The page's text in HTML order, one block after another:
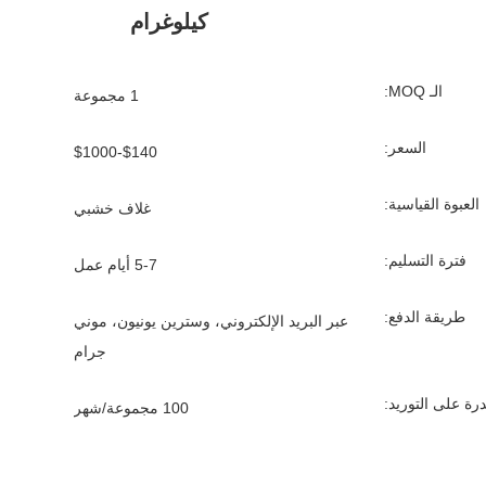
كيلوغرام
الـ MOQ: 1 مجموعة
السعر: $140-$1000
العبوة القياسية: غلاف خشبي
فترة التسليم: 5-7 أيام عمل
طريقة الدفع:
عبر البريد الإلكتروني، وسترين يونيون، موني
جرام
على التوريد: 100 مجموعة/شهر